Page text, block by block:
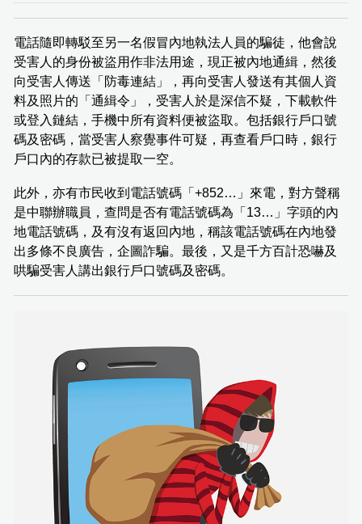
電話隨即轉駁至另一名假冒內地執法人員的騙徒，他會說
受害人的身份被盜用作非法用途，現正被內地通緝，然後
向受害人傳送「防毒連結」，再向受害人發送有其個人資
料及照片的「通緝令」，受害人於是深信不疑，下載軟件
或登入鏈結，手機中所有資料便被盜取。包括銀行戶口號
碼及密碼，當受害人察覺事件可疑，再查看戶口時，銀行
戶口內的存款已被提取一空。
此外，亦有市民收到電話號碼「+852…」來電，對方聲稱
是中聯辦職員，查問是否有電話號碼為「13…」字頭的內
地電話號碼，及有沒有返回內地，稱該電話號碼在內地發
出多條不良廣告，企圖詐騙。最後，又是千方百計恐嚇及
哄騙受害人講出銀行戶口號碼及密碼。